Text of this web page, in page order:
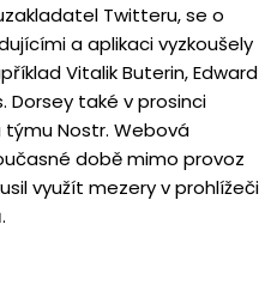
Twitteru, se o
a aplikaci vyzkoušely
Vitalik Buterin, Edward
Dorsey také v prosinci
týmu Nostr. Webová
době mimo provoz
využít mezery v prohlížeči